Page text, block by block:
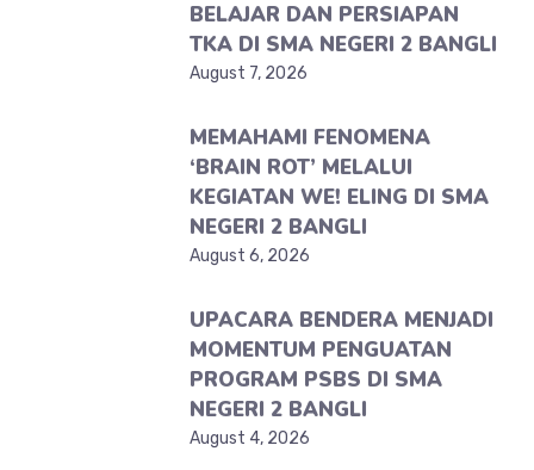
BELAJAR DAN PERSIAPAN
TKA DI SMA NEGERI 2 BANGLI
August 7, 2026
MEMAHAMI FENOMENA
‘BRAIN ROT’ MELALUI
KEGIATAN WE! ELING DI SMA
NEGERI 2 BANGLI
August 6, 2026
UPACARA BENDERA MENJADI
MOMENTUM PENGUATAN
PROGRAM PSBS DI SMA
NEGERI 2 BANGLI
August 4, 2026